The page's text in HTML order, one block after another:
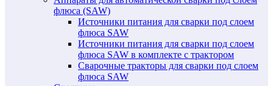
флюса (SAW)
Источники питания для сварки под слоем
флюса SAW
Источники питания для сварки под слоем
флюса SAW в комплекте с трактором
Сварочные тракторы для сварки под слоем
флюса SAW